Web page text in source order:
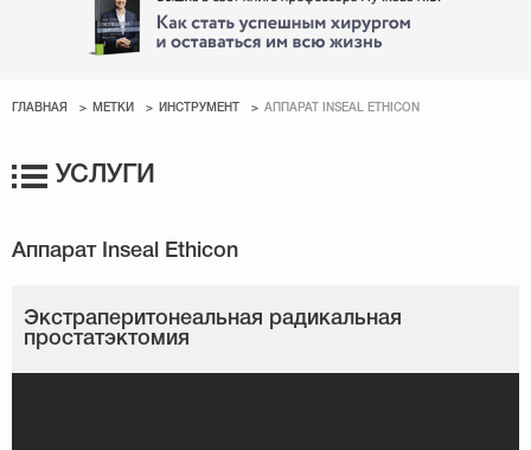
ГЛАВНАЯ МЕТКИ ИНСТРУМЕНТ АППАРАТ INSEAL ETHICON
УСЛУГИ
Экстраперитонеальная радикальная
простатэктомия